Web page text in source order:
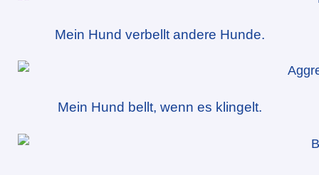
Mein Hund verbellt andere Hunde.
Mein Hund bellt, wenn es klingelt.